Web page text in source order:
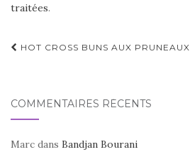
traitées.
Navigation
HOT CROSS BUNS AUX PRUNEAUX
COMMENTAIRES RÉCENTS
Marc dans Bandjan Bourani